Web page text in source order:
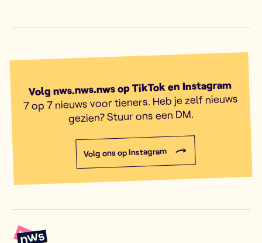
Volg nws.nws.nws op TikTok en Instagram
7 op 7 nieuws voor tieners. Heb je zelf nieuws
gezien? Stuur ons een DM.
Volg ons op Instagram